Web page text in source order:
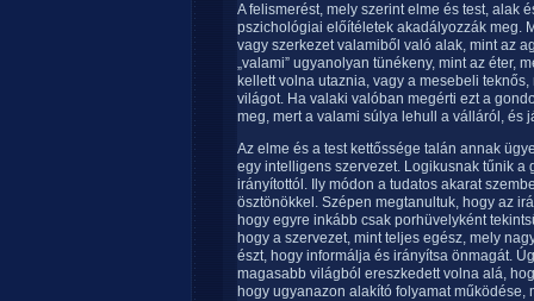
A felismerést, mely szerint elme és test, alak
pszichológiai előítéletek akadályozzák meg.
vagy szerkezet valamiből való alak, mint az
„valami” ugyanolyan tünékeny, mint az éter,
kellett volna utaznia, vagy a mesebeli
világot. Ha valaki valóban megérti ezt a
meg, mert a valami súlya lehull a válláról, és
Az elme és a test kettőssége talán annak
egy intelligens szervezet. Logikusnak tűnik
irányítottól. Ily módon a tudatos akarat
ösztönökkel. Szépen megtanultuk, hogy az
hogy egyre inkább csak porhüvelyként
hogy a szervezet, mint teljes egész, mely
észt, hogy informálja és irányítsa önmagát.
magasabb világból ereszkedett volna alá,
hogy ugyanazon alakító folyamat